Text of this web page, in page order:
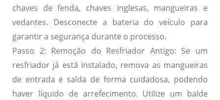
chaves de fenda, chaves inglesas, mangueiras e
vedantes. Desconecte a bateria do veículo para
garantir a segurança durante o processo.
Passo 2: Remoção do Resfriador Antigo: Se um
resfriador já está instalado, remova as mangueiras
de entrada e saída de forma cuidadosa, podendo
haver líquido de arrefecimento. Utilize um balde